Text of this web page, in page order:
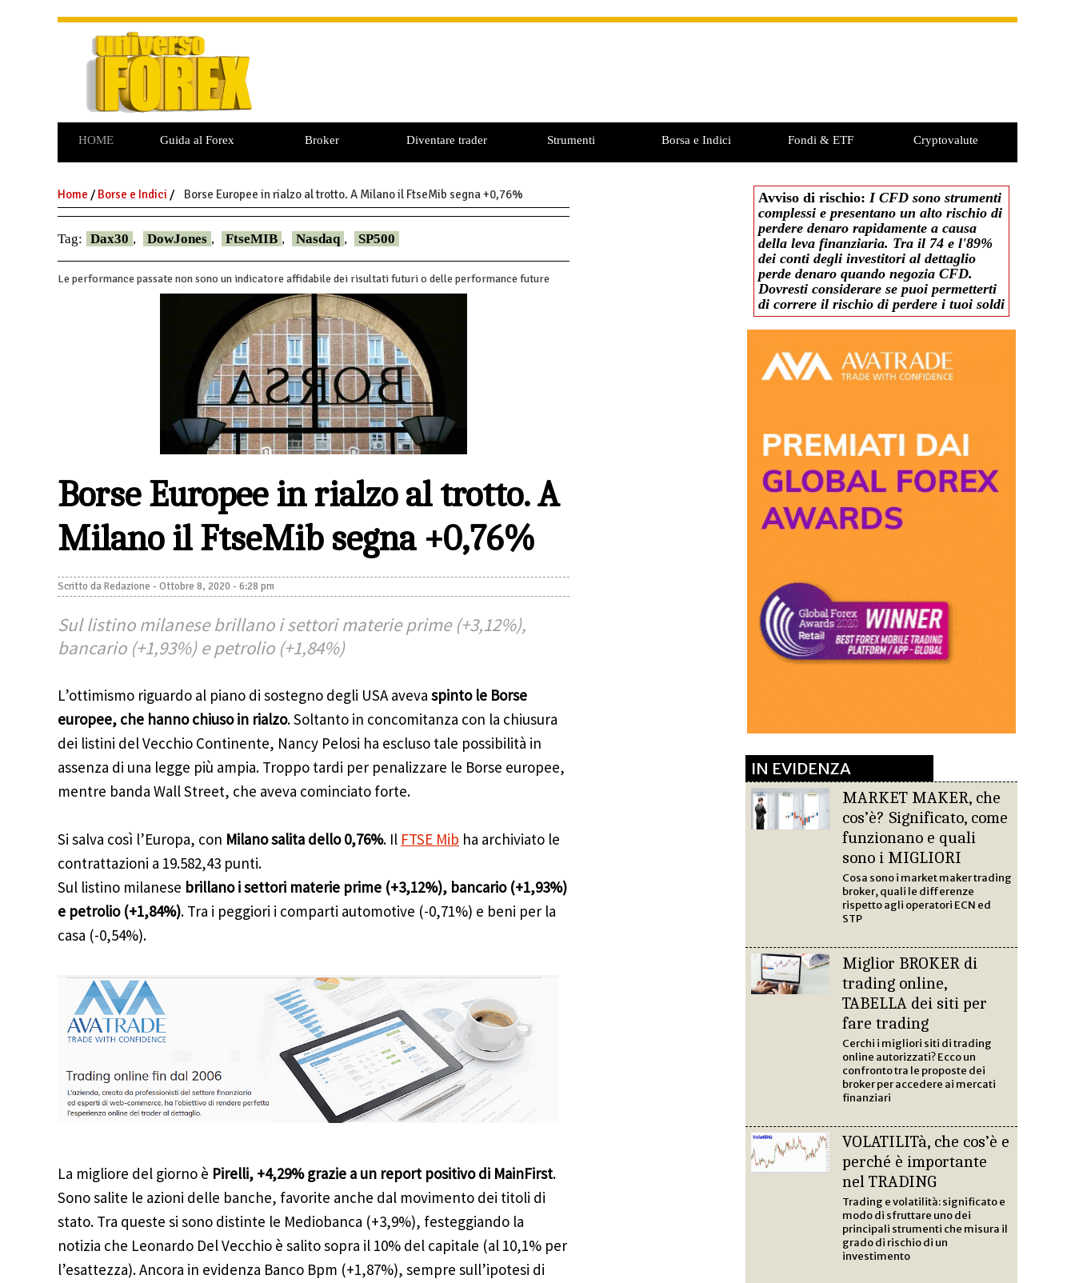
HOME Guida al Forex Broker Diventare trader Strumenti Borsa e Indici Fondi & ETF
Cryptovalute
Commodities
Opzioni Binarie
Home / Borse e Indici / Borse Europee in rialzo al trotto. A Milano il FtseMib segna +0,76%
Tag: Dax30 , DowJones , FtseMIB , Nasdaq , SP500
Le performance passate non sono un indicatore affidabile dei risultati futuri o delle performance future
Borse Europee in rialzo al trotto. A
Milano il FtseMib segna +0,76%
Scritto daRedazione - Ottobre 8, 2020 - 6:28 pm
Sul listino milanese brillano i settori materie prime (+3,12%),
bancario (+1,93%) e petrolio (+1,84%)
L’ottimismo riguardo al piano di sostegno degli USA aveva spinto le Borse
europee, che hanno chiuso in rialzo. Soltanto in concomitanza con la chiusura
dei listini del Vecchio Continente, Nancy Pelosi ha escluso tale possibilità in
assenza di una legge più ampia. Troppo tardi per penalizzare le Borse europee,
mentre banda Wall Street, che aveva cominciato forte.
Si salva così l’Europa, con Milano salita dello 0,76%. Il FTSE Mib ha archiviato le
contrattazioni a 19.582,43 punti.
Sul listino milanese brillano i settori materie prime (+3,12%), bancario (+1,93%)
e petrolio (+1,84%). Tra i peggiori i comparti automotive (-0,71%) e beni per la
casa (-0,54%).
La migliore del giorno è Pirelli, +4,29% grazie a un report positivo di MainFirst.
Sono salite le azioni delle banche, favorite anche dal movimento dei titoli di
stato. Tra queste si sono distinte le Mediobanca (+3,9%), festeggiando la
notizia che Leonardo Del Vecchio è salito sopra il 10% del capitale (al 10,1% per
l’esattezza). Ancora in evidenza Banco Bpm (+1,87%), sempre sull’ipotesi di
Avviso di rischio: I CFD sono strumenti
complessi e presentano un alto rischio di
perdere denaro rapidamente a causa
della leva finanziaria. Tra il 74 e l'89%
dei conti degli investitori al dettaglio
perde denaro quando negozia CFD.
Dovresti considerare se puoi permetterti
di correre il rischio di perdere i tuoi soldi
IN EVIDENZA
MARKET MAKER, che
cos’è? Significato, come
funzionano e quali
sono i MIGLIORI
Cosa sono i market maker trading
broker, quali le differenze
rispetto agli operatori ECN ed
STP
Miglior BROKER di
trading online,
TABELLA dei siti per
fare trading
Cerchi i migliori siti di trading
online autorizzati? Ecco un
confronto tra le proposte dei
broker per accedere ai mercati
finanziari
VOLATILITà, che cos’è e
perché è importante
nel TRADING
Trading e volatilità: significato e
modo di sfruttare uno dei
principali strumenti che misura il
grado di rischio di un
investimento